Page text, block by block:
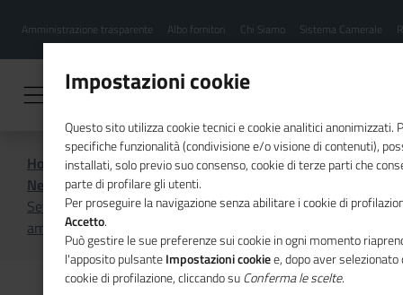
contenuto
Menu
hamburgher
Amministrazione trasparente Albo fornitori Chi Siamo Sistema Camerale
Home CSR
Comunicazione
News di CSR
Sette incontri formativi e di approfondimento in materia
ambientale
Impostazioni cookie
Questo sito utilizza cookie tecnici e cookie analitici anonimizzati.
specifiche funzionalità (condivisione e/o visione di contenuti),
installati, solo previo suo consenso, cookie di terze parti che
parte di profilare gli utenti.
Per proseguire la navigazione senza abilitare i cookie di
Accetto.
Può gestire le sue preferenze sui cookie in ogni momento
l'apposito pulsanteImpostazioni cookiee, dopo aver
cookie di profilazione, cliccando suConferma le scelte.